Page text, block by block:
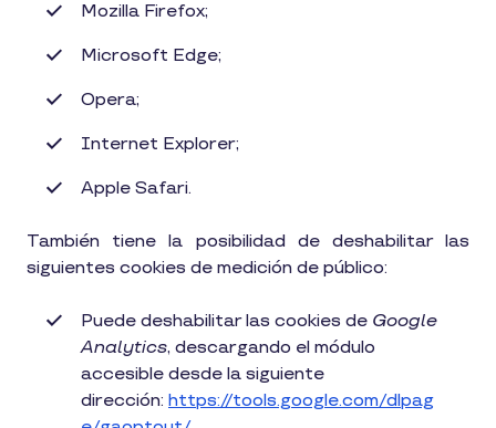
Mozilla Firefox;
Microsoft Edge;
Opera;
Internet Explorer;
Apple Safari.
También tiene la posibilidad de deshabilitar las
siguientes cookies de medición de público:
Puede deshabilitar las cookies de Google
Analytics, descargando el módulo
accesible desde la siguiente
dirección: https://tools.google.com/dlpag